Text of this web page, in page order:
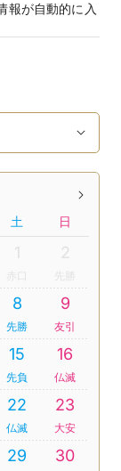
報が自動的に入
土 日
1 2
8
先勝
9
友引
15
先負
16
仏滅
22
仏滅
23
大安
29 30